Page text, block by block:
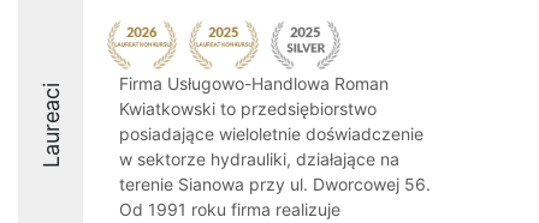
Laureaci
Firma Usługowo-Handlowa Roman
Kwiatkowski to przedsiębiorstwo
posiadające wieloletnie doświadczenie
w sektorze hydrauliki, działające na
terenie Sianowa przy ul. Dworcowej 56.
Od 1991 roku firma realizuje